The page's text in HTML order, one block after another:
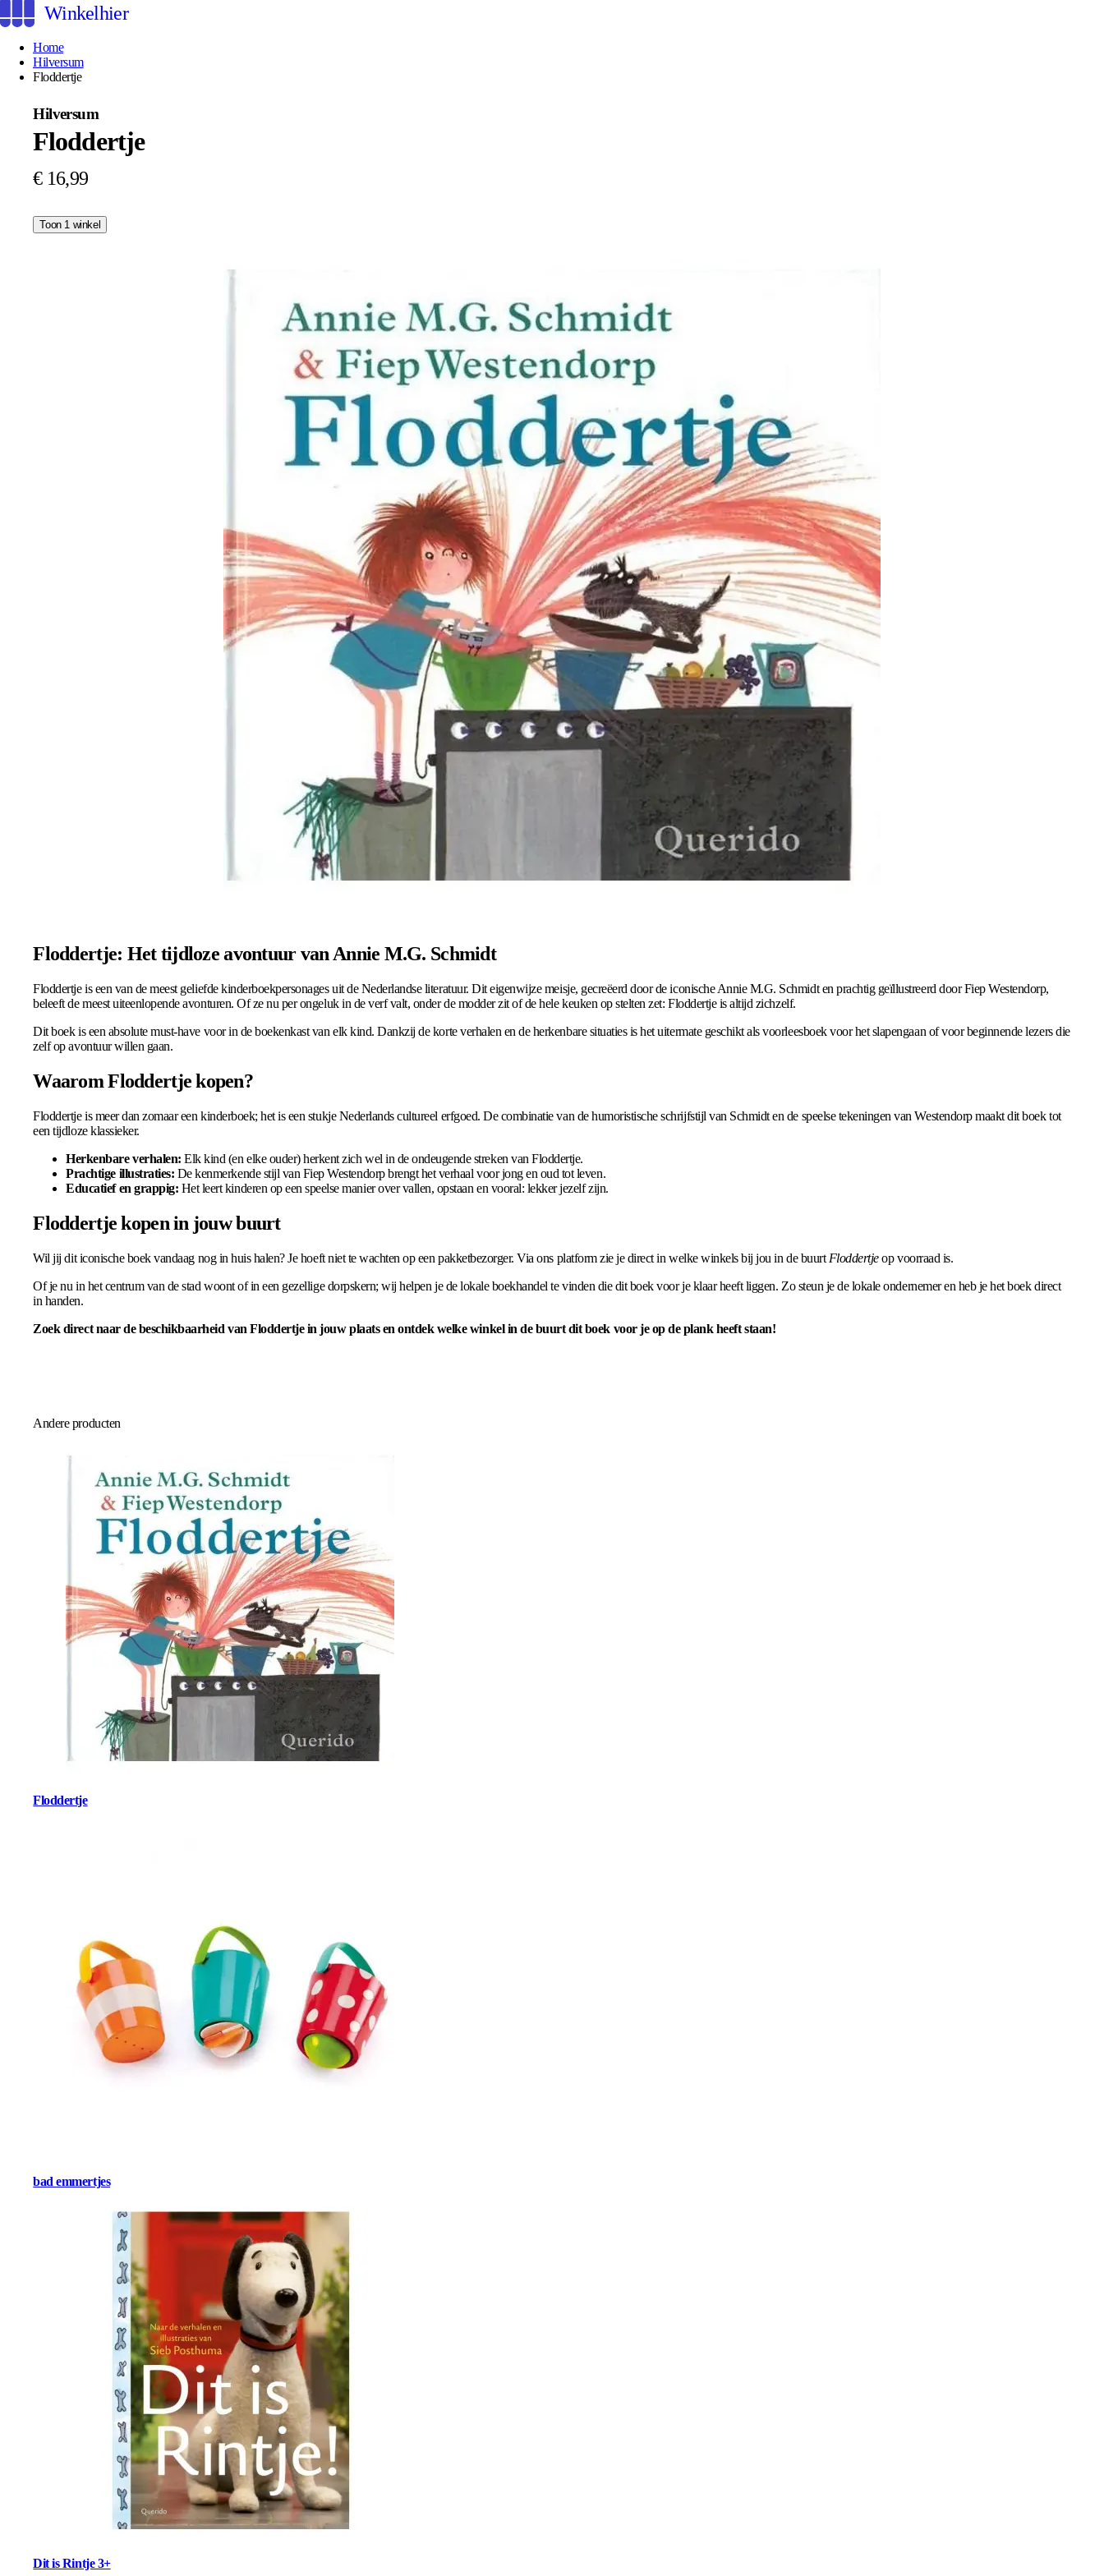
Winkelhier
Home
Hilversum
Floddertje
Hilversum
Floddertje
€ 16,99
Toon 1 winkel
Floddertje: Het tijdloze avontuur van Annie M.G. Schmidt
Floddertje is een van de meest geliefde kinderboekpersonages uit de Nederlandse literatuur. Dit eigenwijze meisje, gecreëerd door de iconische Annie M.G. Schmidt en prachtig geïllustreerd door Fiep Westendorp,
beleeft de meest uiteenlopende avonturen. Of ze nu per ongeluk in de verf valt, onder de modder zit of de hele keuken op stelten zet: Floddertje is altijd zichzelf.
Dit boek is een absolute must-have voor in de boekenkast van elk kind. Dankzij de korte verhalen en de herkenbare situaties is het uitermate geschikt als voorleesboek voor het slapengaan of voor beginnende lezers die
zelf op avontuur willen gaan.
Waarom Floddertje kopen?
Floddertje is meer dan zomaar een kinderboek; het is een stukje Nederlands cultureel erfgoed. De combinatie van de humoristische schrijfstijl van Schmidt en de speelse tekeningen van Westendorp maakt dit boek tot
een tijdloze klassieker.
Herkenbare verhalen: Elk kind (en elke ouder) herkent zich wel in de ondeugende streken van Floddertje.
Prachtige illustraties: De kenmerkende stijl van Fiep Westendorp brengt het verhaal voor jong en oud tot leven.
Educatief en grappig: Het leert kinderen op een speelse manier over vallen, opstaan en vooral: lekker jezelf zijn.
Floddertje kopen in jouw buurt
Wil jij dit iconische boek vandaag nog in huis halen? Je hoeft niet te wachten op een pakketbezorger. Via ons platform zie je direct in welke winkels bij jou in de buurt Floddertjeop voorraad is.
Of je nu in het centrum van de stad woont of in een gezellige dorpskern; wij helpen je de lokale boekhandel te vinden die dit boek voor je klaar heeft liggen. Zo steun je de lokale ondernemer en heb je het boek direct
in handen.
Zoek direct naar de beschikbaarheid van Floddertje in jouw plaats en ontdek welke winkel in de buurt dit boek voor je op de plank heeft staan!
Andere producten
Floddertje
bad emmertjes
Dit is Rintje 3+